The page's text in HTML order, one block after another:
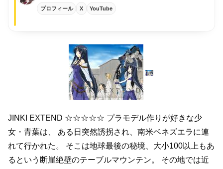
プロフィール X YouTube
JINKI EXTEND ☆☆☆☆☆ プラモデル作りが好きな少
女・青葉は、
ある日突然誘拐され、南米ベネズエラに連
れて行かれた。
そこは地球最後の秘境、大小100以上もあ
るという断崖絶壁のテーブルマウンテン。
その地では近